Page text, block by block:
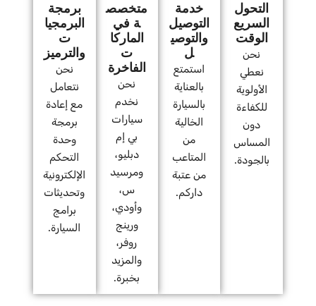
التحول
السريع
الوقت
نحن
نعطي
الأولوية
للكفاءة
دون
المساس
بالجودة.
خدمة
التوصيل
والتوصي
ل
استمتع
بالعناية
بالسيارة
الخالية
من
المتاعب
من عتبة
داركم.
متخصص
ة في
الماركا
ت
الفاخرة
نحن
نخدم
سيارات
بي إم
دبليو،
ومرسيد
س،
وأودي،
ورينج
روفر،
والمزيد
بخبرة.
برمجة
البرمجيا
ت
والترميز
نحن
نتعامل
مع إعادة
برمجة
وحدة
التحكم
الإلكترونية
وتحديثات
برامج
السيارة.